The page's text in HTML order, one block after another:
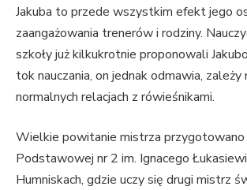
Jakuba to przede wszystkim efekt jego
zaangażowania trenerów i rodziny.
szkoły już kilkukrotnie proponowali
tok nauczania, on jednak odmawia, zależy
normalnych relacjach z rówieśnikami.
Wielkie powitanie mistrza
Podstawowej nr 2 im. Ignacego
Humniskach, gdzie uczy się drugi mistrz